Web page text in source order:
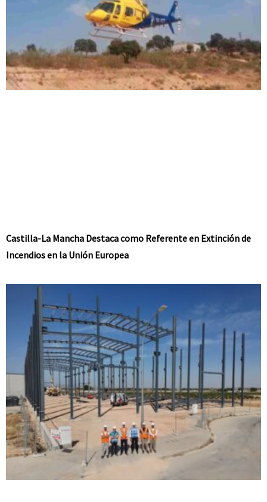
Castilla-La Mancha Destaca como Referente en Extinción de
Incendios en la Unión Europea